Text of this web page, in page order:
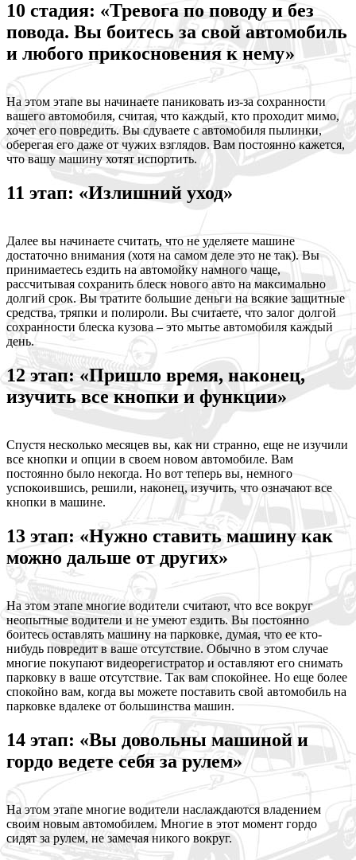
10 стадия: «Тревога по поводу и без
повода. Вы боитесь за свой автомобиль
и любого прикосновения к нему»
На этом этапе вы начинаете паниковать из-за сохранности
вашего автомобиля, считая, что каждый, кто проходит мимо,
хочет его повредить. Вы сдуваете с автомобиля пылинки,
оберегая его даже от чужих взглядов. Вам постоянно кажется,
что вашу машину хотят испортить.
11 этап: «Излишний уход»
Далее вы начинаете считать, что не уделяете машине
достаточно внимания (хотя на самом деле это не так). Вы
принимаетесь ездить на автомойку намного чаще,
рассчитывая сохранить блеск нового авто на максимально
долгий срок. Вы тратите большие деньги на всякие защитные
средства, тряпки и полироли. Вы считаете, что залог долгой
сохранности блеска кузова – это мытье автомобиля каждый
день.
12 этап: «Пришло время, наконец,
изучить все кнопки и функции»
Спустя несколько месяцев вы, как ни странно, еще не изучили
все кнопки и опции в своем новом автомобиле. Вам
постоянно было некогда. Но вот теперь вы, немного
успокоившись, решили, наконец, изучить, что означают все
кнопки в машине.
13 этап: «Нужно ставить машину как
можно дальше от других»
На этом этапе многие водители считают, что все вокруг
неопытные водители и не умеют ездить. Вы постоянно
боитесь оставлять машину на парковке, думая, что ее кто-
нибудь повредит в ваше отсутствие. Обычно в этом случае
многие покупают видеорегистратор и оставляют его снимать
парковку в ваше отсутствие. Так вам спокойнее. Но еще более
спокойно вам, когда вы можете поставить свой автомобиль на
парковке вдалеке от большинства машин.
14 этап: «Вы довольны машиной и
гордо ведете себя за рулем»
На этом этапе многие водители наслаждаются владением
своим новым автомобилем. Многие в этот момент гордо
сидят за рулем, не замечая никого вокруг.